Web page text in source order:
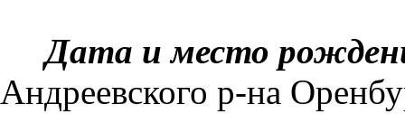
Дата и место
Андреев­ского р-на